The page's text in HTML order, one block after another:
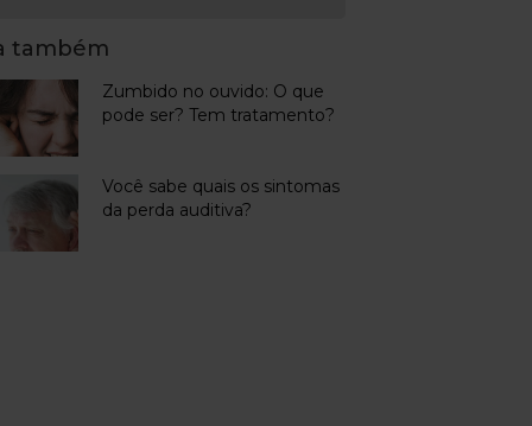
também
Zumbido no ouvido: O que
pode ser? Tem tratamento?
Você sabe quais os sintomas
da perda auditiva?